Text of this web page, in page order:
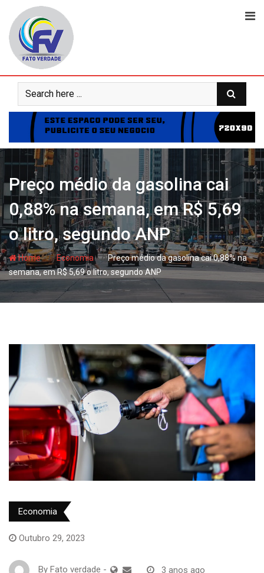
content
Preço médio da gasolina cai
0,88% na semana, em R$ 5,69
o litro, segundo ANP
Home- hjEconomia- hjPreço médio da gasolina cai 0,88% na
semana, em R$ 5,69 o litro, segundo ANP
Economia
Outubro 29, 2023
By Fato verdade - 3 anos ago